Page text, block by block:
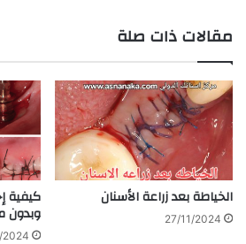
مقالات ذات صلة
الخياطة بعد زراعة الأسنان
27/11/2024
كيفية
وبدون
2024